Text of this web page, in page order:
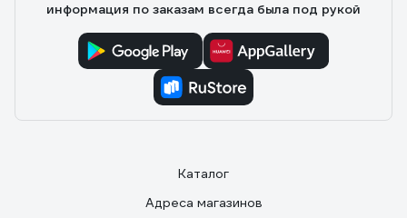
информация по заказам всегда была под рукой
Каталог
Адреса магазинов